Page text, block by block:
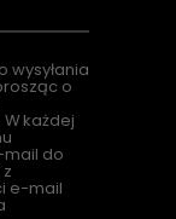
wysyłania
o
każdej
do
e-mail